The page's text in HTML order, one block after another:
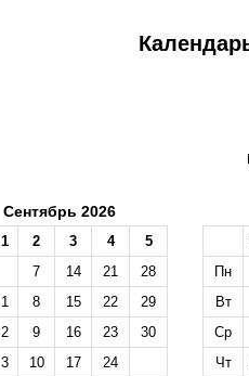
Сентябрь 2026
1 2 3 4
5
7 14 21
28
1 8 15 22
29
2 9 16 23
30
3 10 17
24
Пн
Вт
Ср
Чт